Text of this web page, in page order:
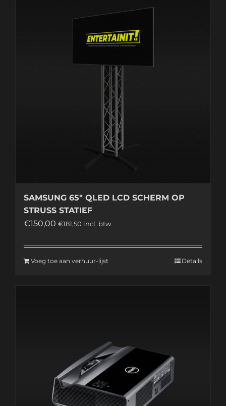
SAMSUNG 65″ QLED LCD SCHERM OP
STRUSS STATIEF
€150,00 €181,50 incl. btw
Voeg toe aan verhuur-lijst Details